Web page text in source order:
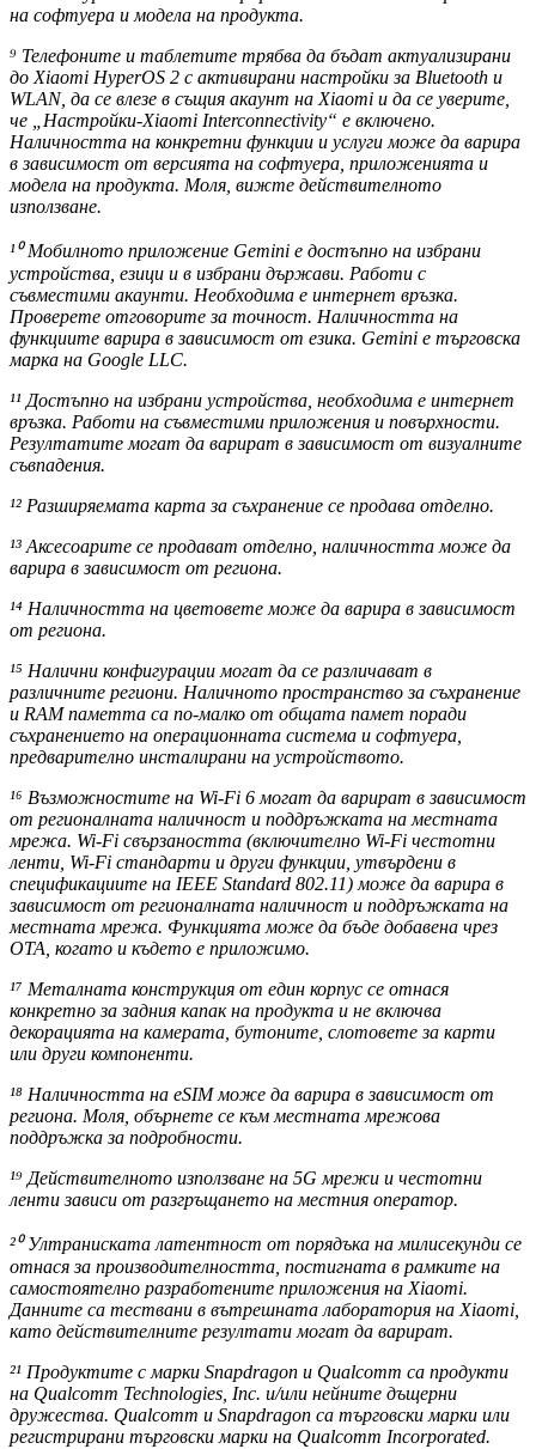
на софтуера и модела на продукта.
⁹ Телефоните и таблетите трябва да бъдат актуализирани
до Xiaomi HyperOS 2 с активирани настройки за Bluetooth и
WLAN, да се влезе в същия акаунт на Xiaomi и да се уверите,
че „Настройки-Xiaomi Interconnectivity“ е включено.
Наличността на конкретни функции и услуги може да варира
в зависимост от версията на софтуера, приложенията и
модела на продукта. Моля, вижте действителното
използване.
¹⁰ Мобилното приложение Gemini е достъпно на избрани
устройства, езици и в избрани държави. Работи с
съвместими акаунти. Необходима е интернет връзка.
Проверете отговорите за точност. Наличността на
функциите варира в зависимост от езика. Gemini е търговска
марка на Google LLC.
¹¹ Достъпно на избрани устройства, необходима е интернет
връзка. Работи на съвместими приложения и повърхности.
Резултатите могат да варират в зависимост от визуалните
съвпадения.
¹² Разширяемата карта за съхранение се продава отделно.
¹³ Аксесоарите се продават отделно, наличността може да
варира в зависимост от региона.
¹⁴ Наличността на цветовете може да варира в зависимост
от региона.
¹⁵ Налични конфигурации могат да се различават в
различните региони. Наличното пространство за съхранение
и RAM паметта са по-малко от общата памет поради
съхранението на операционната система и софтуера,
предварително инсталирани на устройството.
¹⁶ Възможностите на Wi-Fi 6 могат да варират в зависимост
от регионалната наличност и поддръжката на местната
мрежа. Wi-Fi свързаността (включително Wi-Fi честотни
ленти, Wi-Fi стандарти и други функции, утвърдени в
спецификациите на IEEE Standard 802.11) може да варира в
зависимост от регионалната наличност и поддръжката на
местната мрежа. Функцията може да бъде добавена чрез
OTA, когато и където е приложимо.
¹⁷ Металната конструкция от един корпус се отнася
конкретно за задния капак на продукта и не включва
декорацията на камерата, бутоните, слотовете за карти
или други компоненти.
¹⁸ Наличността на eSIM може да варира в зависимост от
региона. Моля, обърнете се към местната мрежова
поддръжка за подробности.
¹⁹ Действителното използване на 5G мрежи и честотни
ленти зависи от разгръщането на местния оператор.
²⁰ Ултраниската латентност от порядъка на милисекунди се
отнася за производителността, постигната в рамките на
самостоятелно разработените приложения на Xiaomi.
Данните са тествани в вътрешната лаборатория на Xiaomi,
като действителните резултати могат да варират.
²¹ Продуктите с марки Snapdragon и Qualcomm са продукти
на Qualcomm Technologies, Inc. и/или нейните дъщерни
дружества. Qualcomm и Snapdragon са търговски марки или
регистрирани търговски марки на Qualcomm Incorporated.